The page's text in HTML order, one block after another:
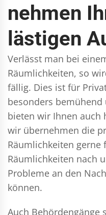
nehmen
lästigen
Verlässt man bei
Räumlichkeiten, so
fällig. Dies ist für
besonders
bieten wir Ihnen auch
wir übernehmen die
Räumlichkeiten gerne
Räumlichkeiten nach
Probleme an den
können.
Auch